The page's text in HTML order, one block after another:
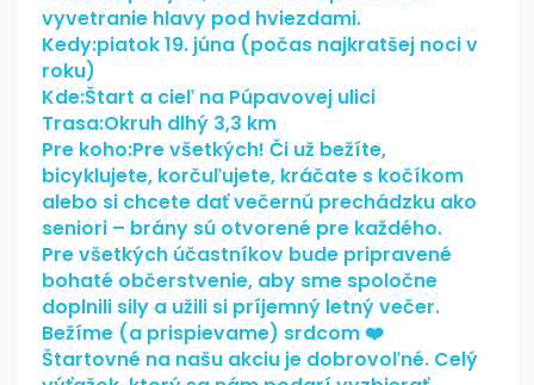
vyvetranie hlavy pod hviezdami.
Kedy:piatok 19. júna (počas najkratšej noci v
roku)
Kde:Štart a cieľ na Púpavovej ulici
Trasa:Okruh dlhý 3,3 km
Pre koho:Pre všetkých! Či už bežíte,
bicyklujete, korčuľujete, kráčate s kočíkom
alebo si chcete dať večernú prechádzku ako
seniori – brány sú otvorené pre každého.
Pre všetkých účastníkov bude pripravené
bohaté občerstvenie, aby sme spoločne
doplnili sily a užili si príjemný letný večer.
Bežíme (a prispievame) srdcom ❤️
Štartovné na našu akciu je dobrovoľné. Celý